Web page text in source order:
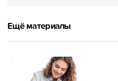
Ещё материалы